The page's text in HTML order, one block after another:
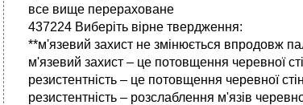
все вище перераховане
437224 Виберіть вірне твердження:
**м'язевий захист не змінюється впродовж
м'язевий захист – це потовщення черевної
резистентність – це потовщення черевної
резистентність – розслаблення м'язів